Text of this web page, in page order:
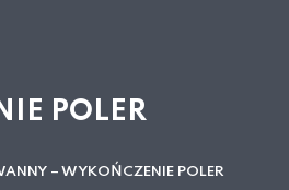
POLER
– WYKOŃCZENIE POLER